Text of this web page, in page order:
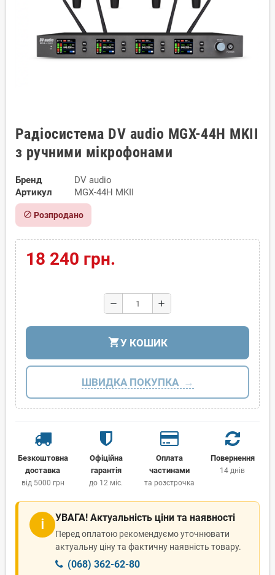
Радіосистема DV audio MGX-44H MKII
з ручними мікрофонами
Бренд
DV audio
Артикул
MGX-44H MKII
block Розпродано
18 240 грн.
remove add
shopping_cartУ КОШИК
ШВИДКА ПОКУПКА
Безкоштовна
доставка
від 5000 грн
Офіційна
гарантія
до 12 міс.
Оплата
частинами
та розстрочка
Повернення
14 днів
ℹ УВАГА! Актуальність ціни та наявності
Перед оплатою рекомендуємо уточнювати
актуальну ціну та фактичну наявність товару.
(068) 362-62-80